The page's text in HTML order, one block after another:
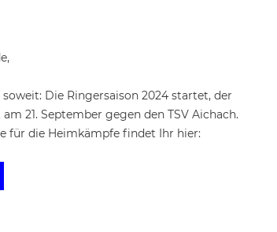
Die Ringersaison 2024 startet, der
21. September gegen den TSV Aichach.
für die Heimkämpfe findet Ihr hier: